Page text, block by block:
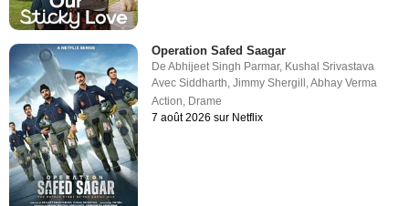
Operation Safed Saagar
DeAbhijeet Singh Parmar, Kushal Srivastava
AvecSiddharth,Jimmy Shergill,Abhay Verma
Action, Drame
7 août 2026 sur Netflix